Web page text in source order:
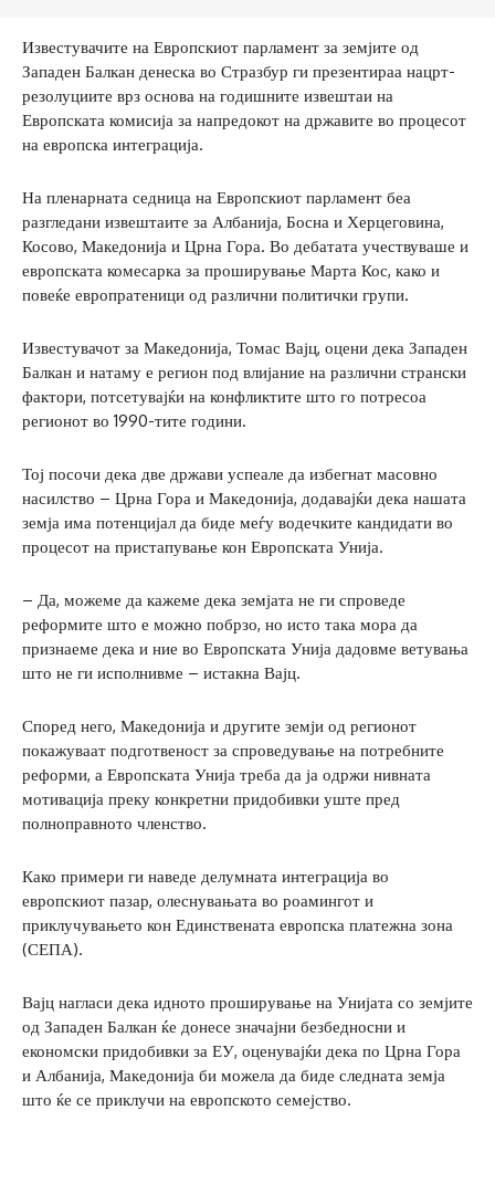
Известувачите на Европскиот парламент за земјите од
Западен Балкан денеска во Стразбур ги презентираа нацрт-
резолуциите врз основа на годишните извештаи на
Европската комисија за напредокот на државите во процесот
на европска интеграција.
На пленарната седница на Европскиот парламент беа
разгледани извештаите за Албанија, Босна и Херцеговина,
Косово, Македонија и Црна Гора. Во дебатата учествуваше и
европската комесарка за проширување Марта Кос, како и
повеќе европратеници од различни политички групи.
Известувачот за Македонија, Томас Вајц, оцени дека Западен
Балкан и натаму е регион под влијание на различни странски
фактори, потсетувајќи на конфликтите што го потресоа
регионот во 1990-тите години.
Тој посочи дека две држави успеале да избегнат масовно
насилство – Црна Гора и Македонија, додавајќи дека нашата
земја има потенцијал да биде меѓу водечките кандидати во
процесот на пристапување кон Европската Унија.
– Да, можеме да кажеме дека земјата не ги спроведе
реформите што е можно побрзо, но исто така мора да
признаеме дека и ние во Европската Унија дадовме ветувања
што не ги исполнивме – истакна Вајц.
Според него, Македонија и другите земји од регионот
покажуваат подготвеност за спроведување на потребните
реформи, а Европската Унија треба да ја одржи нивната
мотивација преку конкретни придобивки уште пред
полноправното членство.
Како примери ги наведе делумната интеграција во
европскиот пазар, олеснувањата во роамингот и
приклучувањето кон Единствената европска платежна зона
(СЕПА).
Вајц нагласи дека идното проширување на Унијата со земјите
од Западен Балкан ќе донесе значајни безбедносни и
економски придобивки за ЕУ, оценувајќи дека по Црна Гора
и Албанија, Македонија би можела да биде следната земја
што ќе се приклучи на европското семејство.